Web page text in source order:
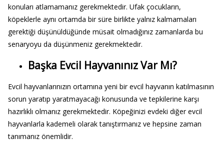
konuları atlamamanız gerekmektedir. Ufak çocukların,
köpeklerle aynı ortamda bir süre birlikte yalnız kalmamaları
gerektiği düşünüldüğünde müsait olmadığınız zamanlarda bu
senaryoyu da düşünmeniz gerekmektedir.
Başka Evcil Hayvanınız Var Mı?
Evcil hayvanlarınızın ortamına yeni bir evcil hayvanın katılmasının
sorun yaratıp yaratmayacağı konusunda ve tepkilerine karşı
hazırlıklı olmanız gerekmektedir. Köpeğinizi evdeki diğer evcil
hayvanlarla kademeli olarak tanıştırmanız ve hepsine zaman
tanımanız önemlidir.